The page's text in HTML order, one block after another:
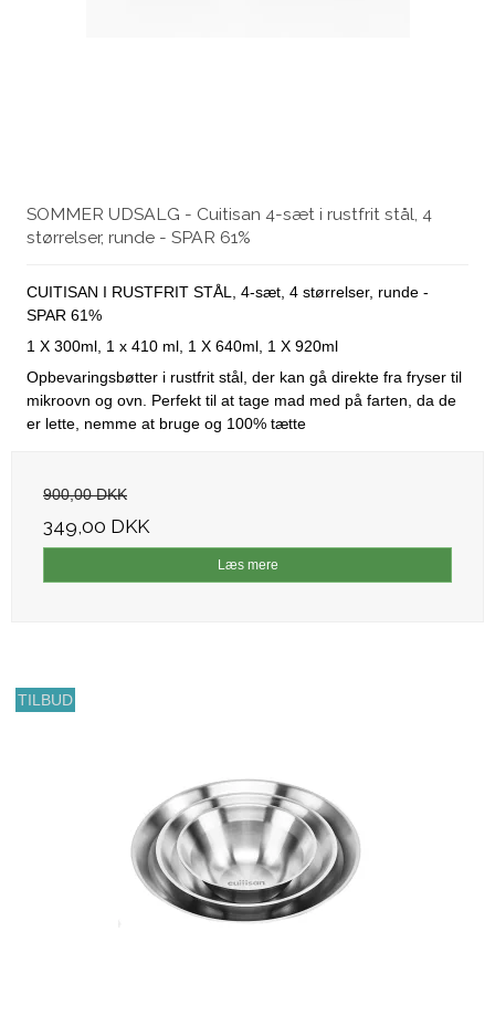
SOMMER UDSALG - Cuitisan 4-sæt i rustfrit stål, 4
størrelser, runde - SPAR 61%
CUITISAN I RUSTFRIT STÅL, 4-sæt, 4 størrelser, runde -
SPAR 61%
1 X 300ml, 1 x 410 ml, 1 X 640ml, 1 X 920ml
Opbevaringsbøtter i rustfrit stål, der kan gå direkte fra fryser til
mikroovn og ovn. Perfekt til at tage mad med på farten, da de
er lette, nemme at bruge og 100% tætte
900,00 DKK
349,00 DKK
Læs mere
TILBUD